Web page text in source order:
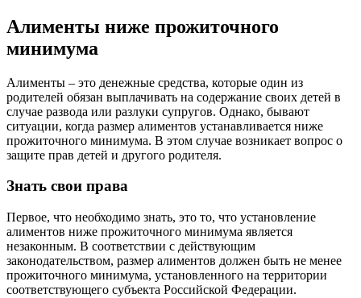
Алименты ниже прожиточного
минимума
Алименты – это денежные средства, которые один из
родителей обязан выплачивать на содержание своих детей в
случае развода или разлуки супругов. Однако, бывают
ситуации, когда размер алиментов устанавливается ниже
прожиточного минимума. В этом случае возникает вопрос о
защите прав детей и другого родителя.
Знать свои права
Первое, что необходимо знать, это то, что установление
алиментов ниже прожиточного минимума является
незаконным. В соответствии с действующим
законодательством, размер алиментов должен быть не менее
прожиточного минимума, установленного на территории
соответствующего субъекта Российской Федерации.